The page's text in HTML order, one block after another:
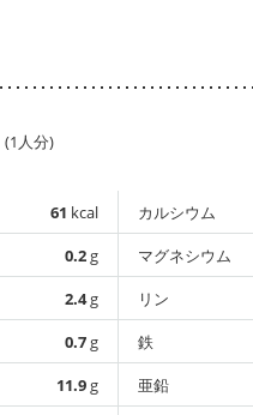
(1人分)
61 kcal
0.2g
2.4g
0.7g
11.9g
カルシウム
マグネシウム
リン
鉄
亜鉛